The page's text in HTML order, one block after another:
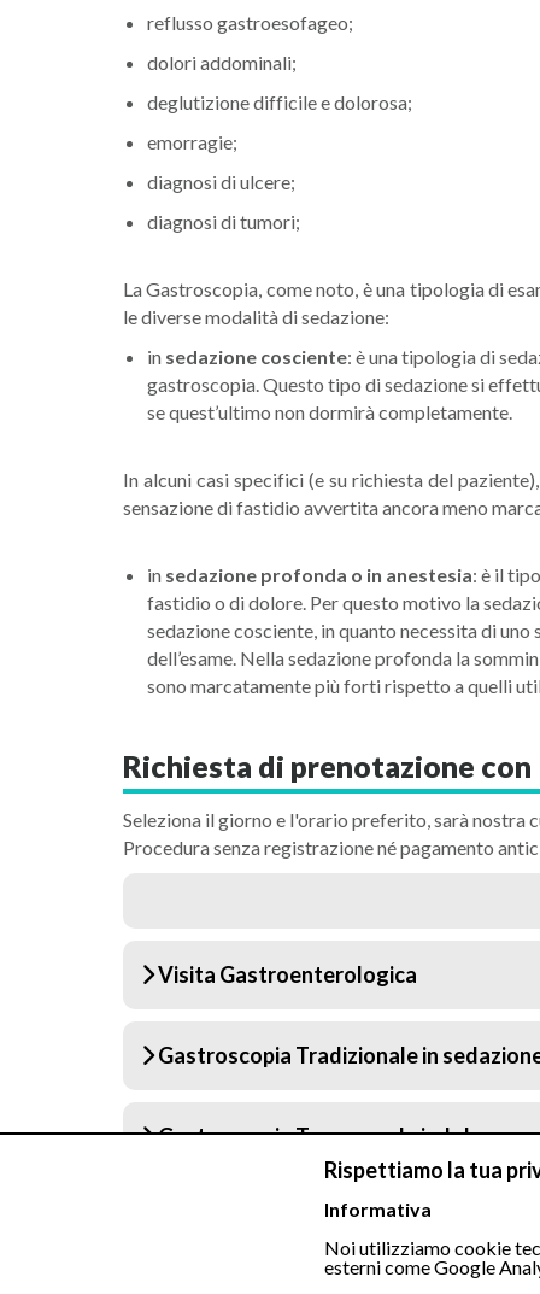
Rispettiamo la tua
Informativa
Noi utilizziamo cookie
esterni come Google
reflusso gastroesofageo;
dolori addominali;
deglutizione difficile e dolorosa;
emorragie;
diagnosi di ulcere;
diagnosi di tumori;
La Gastroscopia, come noto, è una tipologia di
le diverse modalità di sedazione:
in sedazione cosciente: è una tipologia di
gastroscopia. Questo tipo di sedazione si
se quest’ultimo non dormirà completamente.
In alcuni casi specifici (e su richiesta del
sensazione di fastidio avvertita ancora meno
in sedazione profonda o in anestesia: è il
fastidio o di dolore. Per questo motivo la
sedazione cosciente, in quanto necessita di
dell’esame. Nella sedazione profonda la
sono marcatamente più forti rispetto a quelli
Richiesta di prenotazione
Seleziona il giorno e l'orario preferito, sarà
Procedura senza registrazione né pagamento
Visita Gastroenterologica
Gastroscopia Tradizionale in
Gastroscopia Transnasale indolore
Colonscopia tradizionale in sedazione